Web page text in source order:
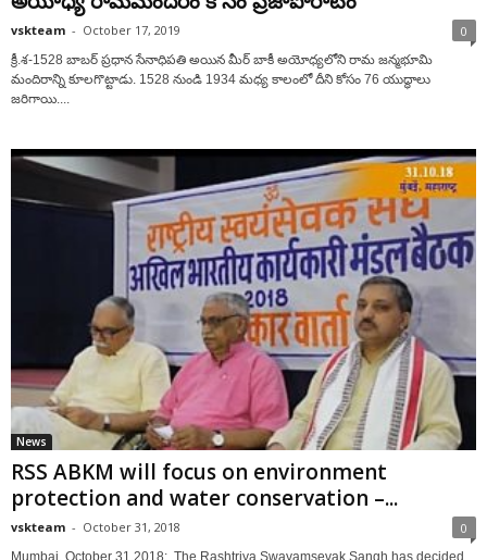
vskteam - October 17, 2019 0
క్రీ.శ-1528 బాబర్ ప్రధాన సేనాధిపతి అయిన మీర్ బాకీ అయోధ్యలోని రామ జన్మభూమి
మందిరాన్ని కూలగొట్టాడు. 1528 నుండి 1934 మధ్య కాలంలో దీని కోసం 76 యుద్ధాలు
జరిగాయి....
News
RSS ABKM will focus on environment
protection and water conservation –...
vskteam - October 31, 2018 0
Mumbai, October 31,2018: The Rashtriya Swayamsevak Sangh has decided